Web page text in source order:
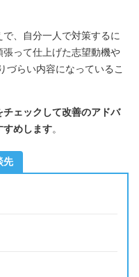
、自分一人で対策するに
って仕上げた志望動機や
づらい内容になっているこ
ェックして改善のアドバ
すめします。
先